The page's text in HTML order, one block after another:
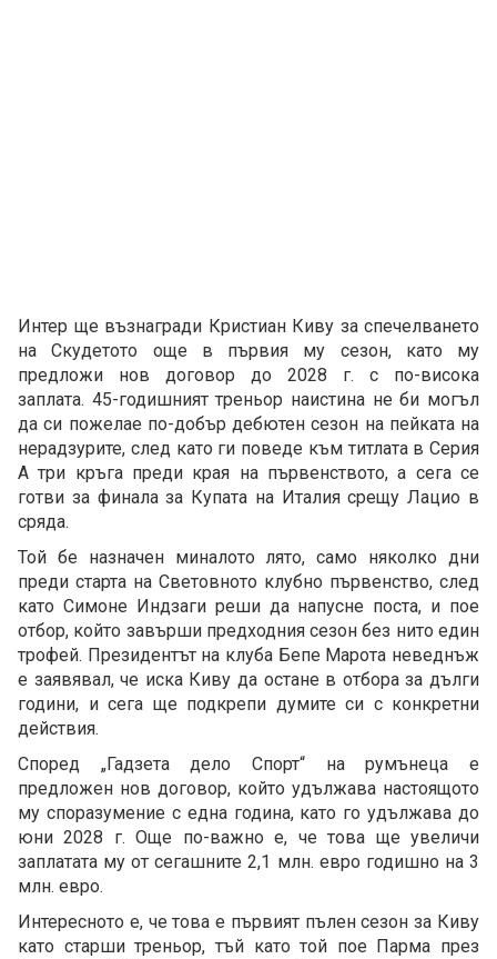
Интер ще възнагради Кристиан Киву за спечелването
на Скудетото още в първия му сезон, като му
предложи нов договор до 2028 г. с по-висока
заплата. 45-годишният треньор наистина не би могъл
да си пожелае по-добър дебютен сезон на пейката на
нерадзурите, след като ги поведе към титлата в Серия
А три кръга преди края на първенството, а сега се
готви за финала за Купата на Италия срещу Лацио в
сряда.
Той бе назначен миналото лято, само няколко дни
преди старта на Световното клубно първенство, след
като Симоне Индзаги реши да напусне поста, и пое
отбор, който завърши предходния сезон без нито един
трофей. Президентът на клуба Бепе Марота неведнъж
е заявявал, че иска Киву да остане в отбора за дълги
години, и сега ще подкрепи думите си с конкретни
действия.
Според „Гадзета дело Спорт“ на румънеца е
предложен нов договор, който удължава настоящото
му споразумение с една година, като го удължава до
юни 2028 г. Още по-важно е, че това ще увеличи
заплатата му от сегашните 2,1 млн. евро годишно на 3
млн. евро.
Интересното е, че това е първият пълен сезон за Киву
като старши треньор, тъй като той пое Парма през